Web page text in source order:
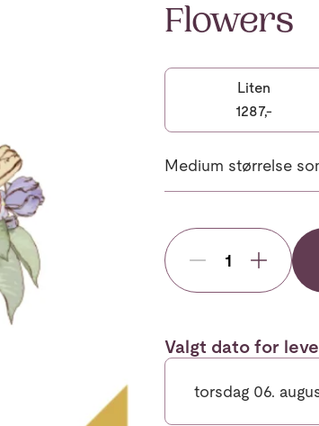
Flowers
Liten
1287,-
Medium størrelse
Valgt dato for
torsdag 06.